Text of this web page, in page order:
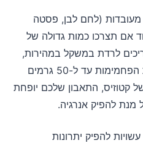
מעובדות (לחם לבן, פסטה
אם תצרכו כמות גדולה של
לרדת במשקל במהירות,
יתכן ותרצו להפחית את צריכת הפחמימות עד ל-50 גרמים
קטוזיס, התאבון שלכם יופחת
מנת להפיק אנרגיה.
להפיק יתרונות